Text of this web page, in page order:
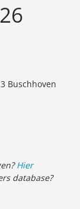
Buschhoven
Hier
database?